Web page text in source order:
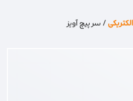
الکتریکی/ سر پیچ آویز